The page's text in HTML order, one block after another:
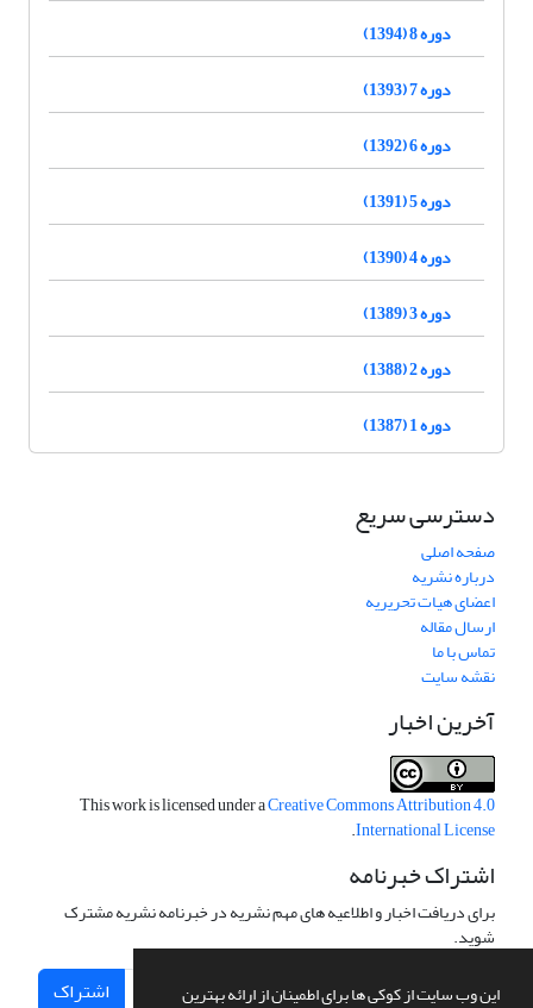
این وب سایت از کوکی ها برای اطمینان از ارائه بهترین
دوره 8 (1394)
دوره 7 (1393)
دوره 6 (1392)
دوره 5 (1391)
دوره 4 (1390)
دوره 3 (1389)
دوره 2 (1388)
دوره 1 (1387)
دسترسی سریع
صفحه اصلی
درباره نشریه
اعضای هیات تحریریه
ارسال مقاله
تماس با ما
نقشه سایت
آخرین اخبار
This work is licensed under aCreative Commons Attribution 4.0
International License
.
اشتراک خبرنامه
برای دریافت اخبار و اطلاعیه های مهم نشریه در خبرنامه نشریه مشترک
شوید.
اشتراک